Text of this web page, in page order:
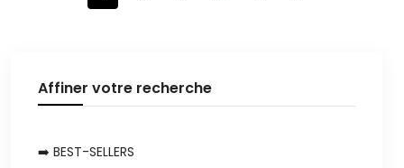
Affiner votre recherche
➡️ BEST-SELLERS